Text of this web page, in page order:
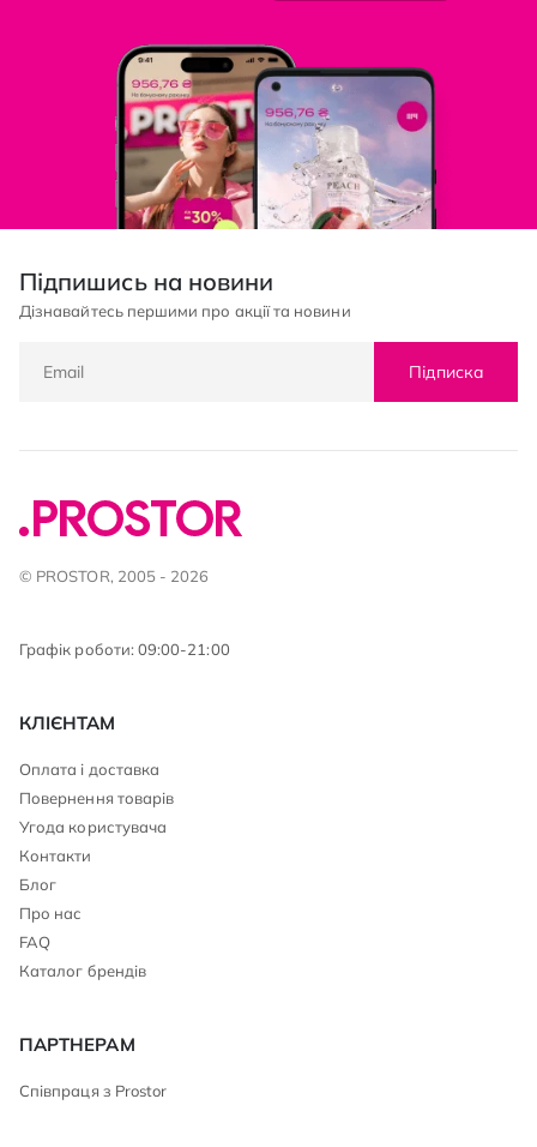
Підпишись на новини
Дізнавайтесь першими про акції та новини
Підписка
© PROSTOR, 2005 - 2026
Графік роботи: 09:00-21:00
КЛІЄНТАМ
Оплата і доставка
Повернення товарів
Угода користувача
Контакти
Блог
Про нас
FAQ
Каталог брендів
ПАРТНЕРАМ
Співпраця з Prostor